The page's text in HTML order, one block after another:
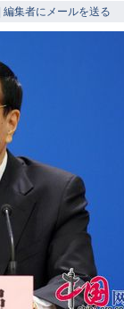
編集者にメールを送る